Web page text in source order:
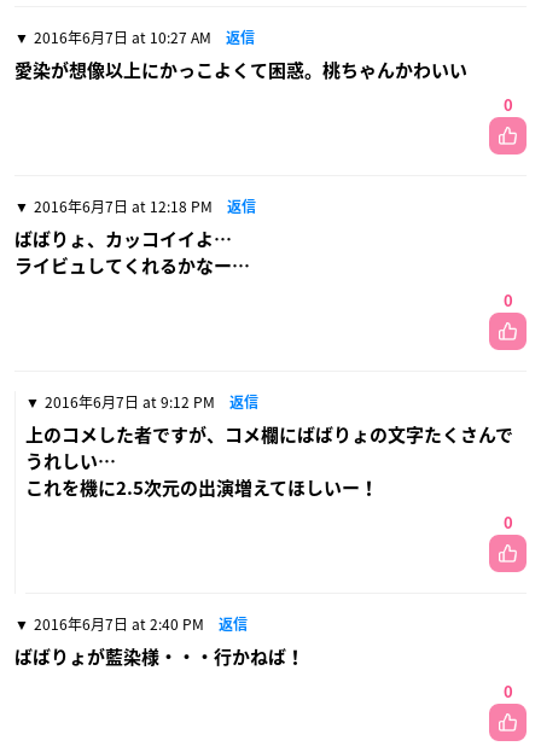
2016年6月7日 at 10:27 AM 返信
愛染が想像以上にかっこよくて困惑。桃ちゃんかわいい
0
2016年6月7日 at 12:18 PM 返信
ばばりょ、カッコイイよ…
ライビュしてくれるかなー…
0
2016年6月7日 at 9:12 PM 返信
上のコメした者ですが、コメ欄にばばりょの文字たくさんで
うれしい…
これを機に2.5次元の出演増えてほしいー！
0
2016年6月7日 at 2:40 PM 返信
ばばりょが藍染様・・・行かねば！
0